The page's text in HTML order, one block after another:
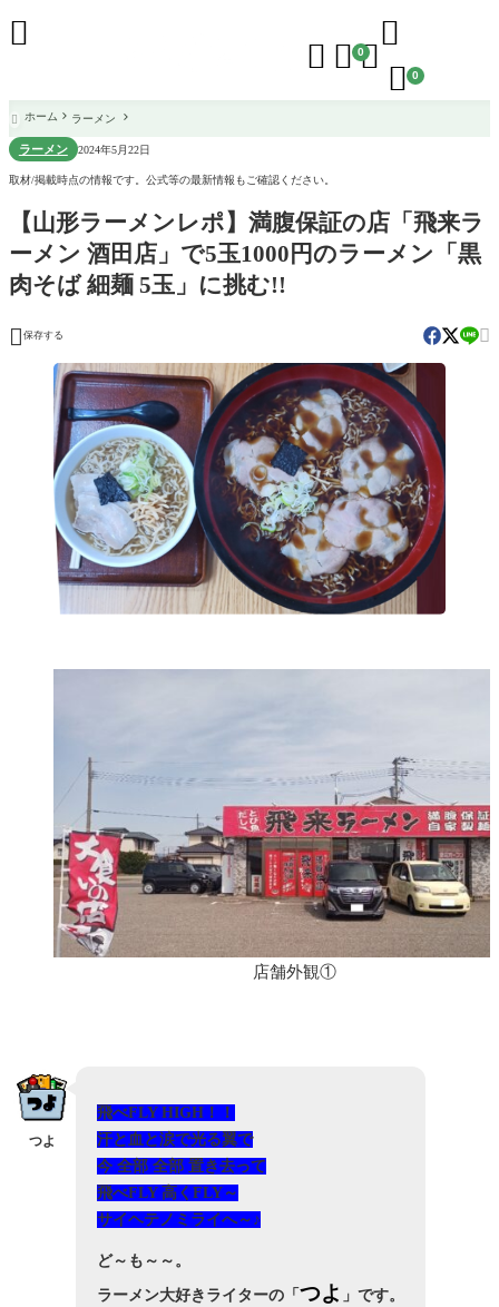
  0

 0

 ホーム ラーメン
ラーメン 2024年5月22日
取材/掲載時点の情報です。公式等の最新情報もご確認ください。
【山形ラーメンレポ】満腹保証の店「飛来ラ
ーメン 酒田店」で5玉1000円のラーメン「黒
肉そば 細麺 5玉」に挑む!!
 保存する 
店舗外観①
つよ
飛べFLY HIGH！！
汗と血と涙で光る翼で
今 全部 全部 置き去って
飛べFLY 高くFLY～
サイヘテノミライへ～♪
ど～も～～。
ラーメン大好きライターの「 つよ 」です。